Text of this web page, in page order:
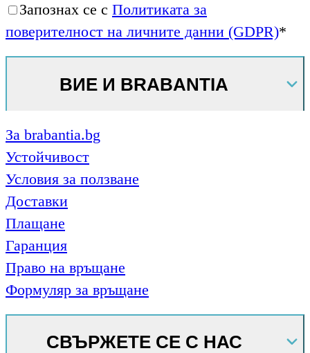
Запознах се с Политиката за
поверителност на личните данни (GDPR)*
ВИЕ И BRABANTIA
За brabantia.bg
Устойчивост
Условия за ползване
Доставки
Плащане
Гаранция
Право на връщане
Формуляр за връщане
СВЪРЖЕТЕ СЕ С НАС